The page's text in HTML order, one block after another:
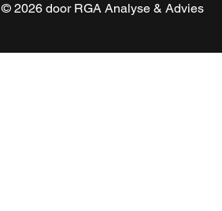
© 2026 door RGA Analyse & Advies